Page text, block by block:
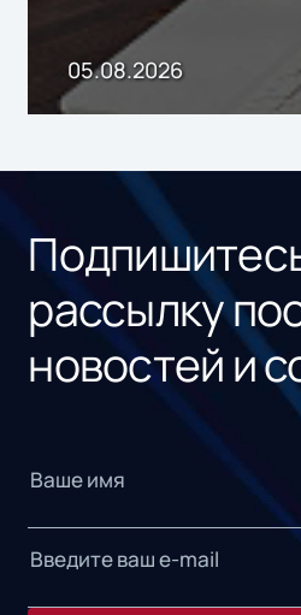
05.08.2026
рассылку
новостей и